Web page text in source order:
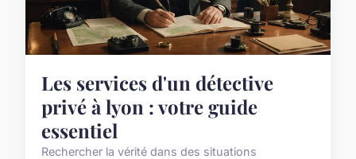
Les services d'un détective
privé à lyon : votre guide
essentiel
Rechercher la vérité dans des situations